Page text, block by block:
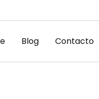
Blog Contacto